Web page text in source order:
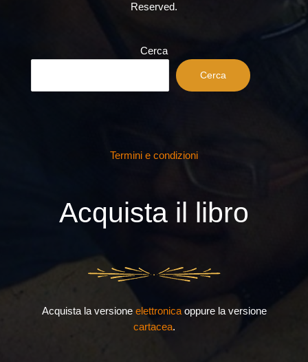
Reserved.
Cerca
Cerca
Termini e condizioni
Acquista il libro
Acquista la versione elettronicaoppure la versione
cartacea.